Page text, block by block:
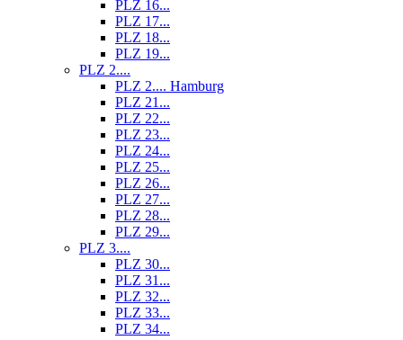
PLZ 16...
PLZ 17...
PLZ 18...
PLZ 19...
PLZ 2....
PLZ 2.... Hamburg
PLZ 21...
PLZ 22...
PLZ 23...
PLZ 24...
PLZ 25...
PLZ 26...
PLZ 27...
PLZ 28...
PLZ 29...
PLZ 3....
PLZ 30...
PLZ 31...
PLZ 32...
PLZ 33...
PLZ 34...